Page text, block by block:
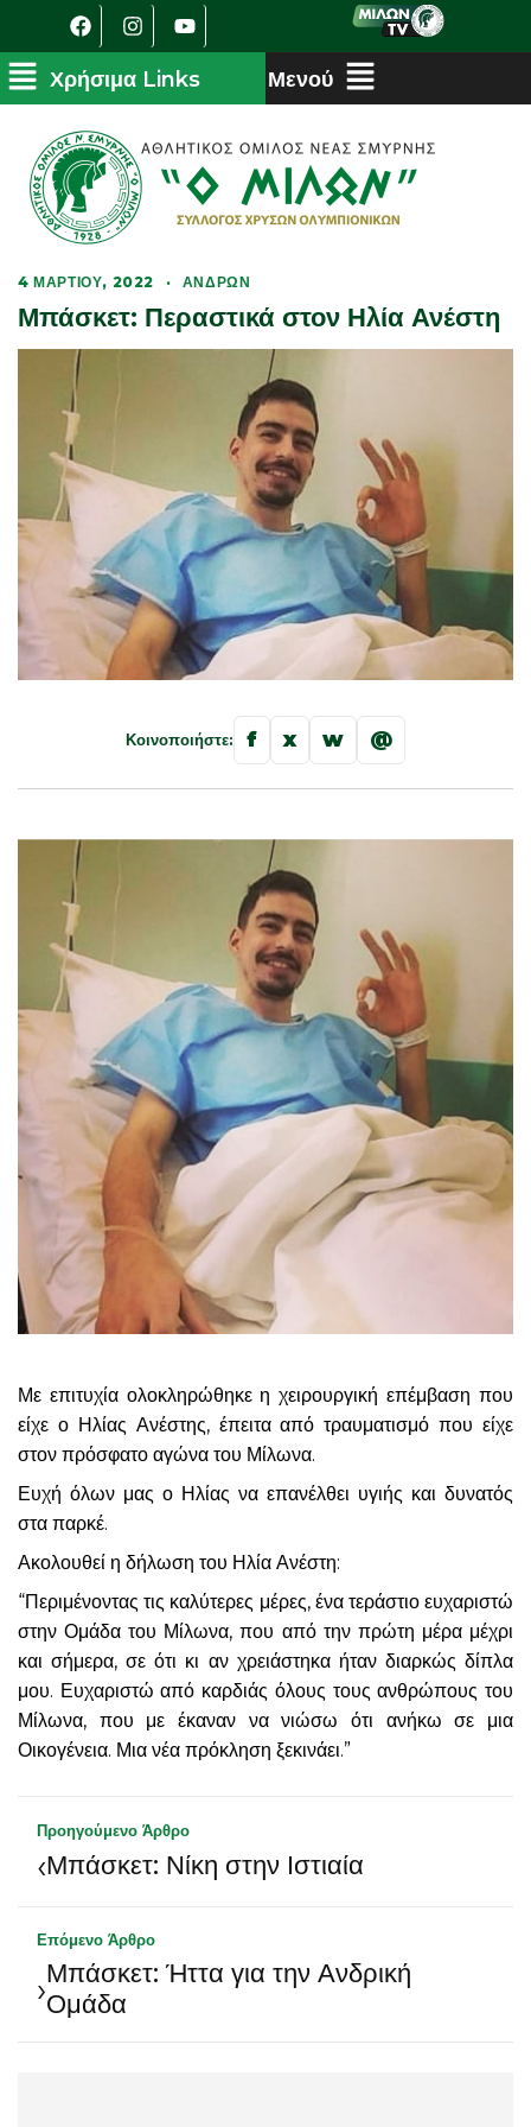
4 ΜΑΡΤΊΟΥ, 2022 · ΑΝΔΡΏΝ
Μπάσκετ: Περαστικά στον Ηλία Ανέστη
Κοινοποιήστε: f x w @
Με επιτυχία ολοκληρώθηκε η χειρουργική επέμβαση που
είχε ο Ηλίας Ανέστης, έπειτα από τραυματισμό που είχε
στον πρόσφατο αγώνα του Μίλωνα.
Ευχή όλων μας ο Ηλίας να επανέλθει υγιής και δυνατός
στα παρκέ.
Ακολουθεί η δήλωση του Ηλία Ανέστη:
“Περιμένοντας τις καλύτερες μέρες, ένα τεράστιο ευχαριστώ
στην Ομάδα του Μίλωνα, που από την πρώτη μέρα μέχρι
και σήμερα, σε ότι κι αν χρειάστηκα ήταν διαρκώς δίπλα
μου. Ευχαριστώ από καρδιάς όλους τους ανθρώπους του
Μίλωνα, που με έκαναν να νιώσω ότι ανήκω σε μια
Οικογένεια. Μια νέα πρόκληση ξεκινάει.”
Προηγούμενο Άρθρο
‹Μπάσκετ: Νίκη στην Ιστιαία
Επόμενο Άρθρο
›Μπάσκετ: Ήττα για την Ανδρική
Ομάδα